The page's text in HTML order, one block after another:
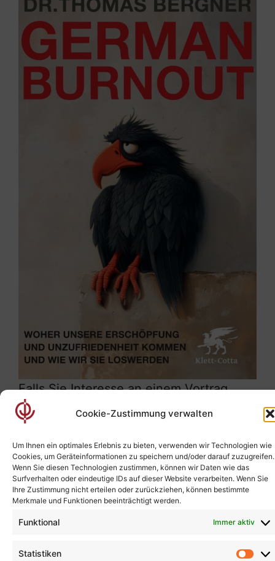
Cookie-Zustimmung verwalten
Um Ihnen ein optimales Erlebnis zu bieten, verwenden wir Technologien wie
Cookies, um Geräteinformationen zu speichern und/oder darauf zuzugreifen.
Wenn Sie diesen Technologien zustimmen, können wir Daten wie das
Surfverhalten oder eindeutige IDs auf dieser Website verarbeiten. Wenn Sie
Ihre Zustimmung nicht erteilen oder zurückziehen, können bestimmte
Merkmale und Funktionen beeinträchtigt werden.
Funktional Immer aktiv
Statistiken
Falls Sie Interesse an einem Vortrag
haben, oder wenn Sie aus anderen
Gründen Kontakt mit mir suchen, sind
Sie herzlich dazu aufgefordert.
DATENSCHUTZERKLÄRUNG
IMPRESSUM